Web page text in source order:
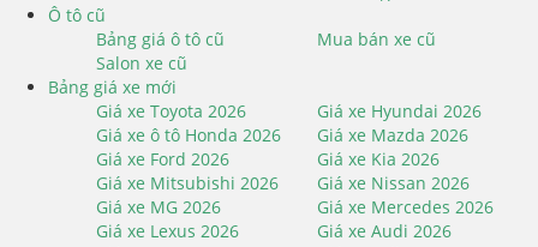
Ô tô cũ
Bảng giá ô tô cũ
Mua bán xe cũ
Salon xe cũ
Bảng giá xe mới
Giá xe Toyota 2026
Giá xe Hyundai 2026
Giá xe ô tô Honda 2026
Giá xe Mazda 2026
Giá xe Ford 2026
Giá xe Kia 2026
Giá xe Mitsubishi 2026
Giá xe Nissan 2026
Giá xe MG 2026
Giá xe Mercedes 2026
Giá xe Lexus 2026
Giá xe Audi 2026